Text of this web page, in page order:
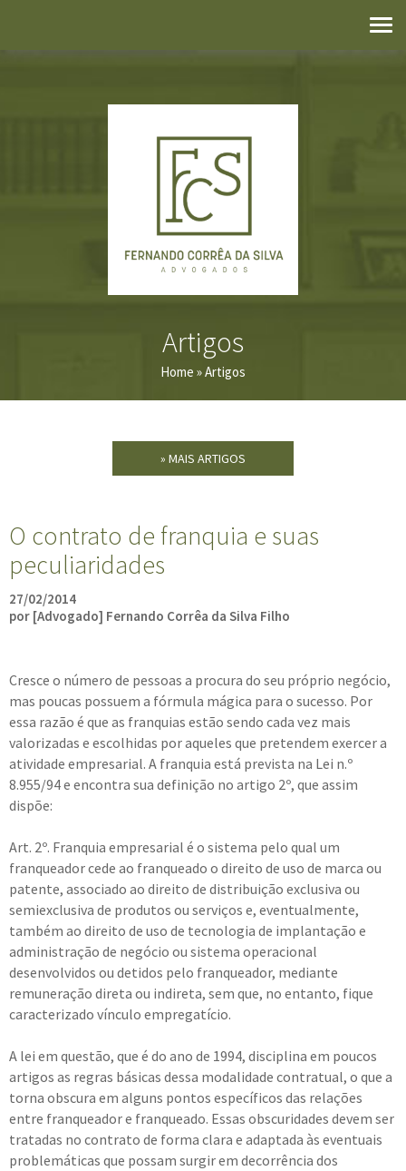
Artigos
Home » Artigos
» MAIS ARTIGOS
O contrato de franquia e suas
peculiaridades
27/02/2014
por [Advogado] Fernando Corrêa da Silva Filho
Cresce o número de pessoas a procura do seu próprio negócio,
mas poucas possuem a fórmula mágica para o sucesso. Por
essa razão é que as franquias estão sendo cada vez mais
valorizadas e escolhidas por aqueles que pretendem exercer a
atividade empresarial. A franquia está prevista na Lei n.º
8.955/94 e encontra sua definição no artigo 2º, que assim
dispõe:
Art. 2º. Franquia empresarial é o sistema pelo qual um
franqueador cede ao franqueado o direito de uso de marca ou
patente, associado ao direito de distribuição exclusiva ou
semiexclusiva de produtos ou serviços e, eventualmente,
também ao direito de uso de tecnologia de implantação e
administração de negócio ou sistema operacional
desenvolvidos ou detidos pelo franqueador, mediante
remuneração direta ou indireta, sem que, no entanto, fique
caracterizado vínculo empregatício.
A lei em questão, que é do ano de 1994, disciplina em poucos
artigos as regras básicas dessa modalidade contratual, o que a
torna obscura em alguns pontos específicos das relações
entre franqueador e franqueado. Essas obscuridades devem ser
tratadas no contrato de forma clara e adaptada às eventuais
problemáticas que possam surgir em decorrência dos